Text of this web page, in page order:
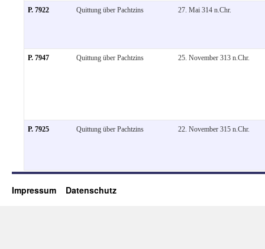
P. 7922 Quittung über Pachtzins 27. Mai 314 n.Chr.
P. 7947 Quittung über Pachtzins 25. November 313 n.Chr.
P. 7925 Quittung über Pachtzins 22. November 315 n.Chr.
Impressum Datenschutz